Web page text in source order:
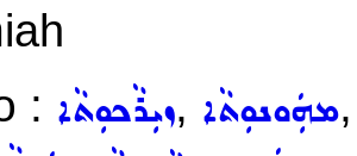
: ܙܝܼܪܵܟܘܼܬܵܐ, ܡܗܲܘܢܘܼܬܵܐ